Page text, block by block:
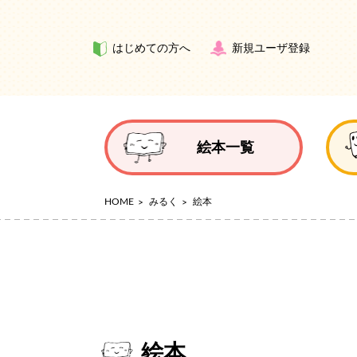
はじめての方へ 新規ユーザ登録
絵本一覧
HOME みるく 絵本